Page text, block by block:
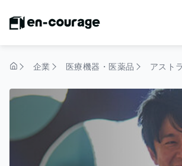
企業 医療機器・医薬品 アスト